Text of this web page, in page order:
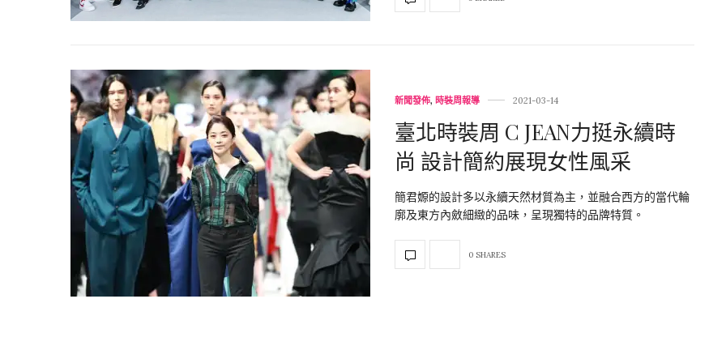
新聞發佈, 時裝周報導 2021-03-14
臺北時裝周 C JEAN力挺永續時
尚 設計簡約展現女性風采
簡君嫄的設計多以永續天然材質為主，並融合西方的當代輪
廓及東方內斂細緻的品味，呈現獨特的品牌特質。
0 SHARES